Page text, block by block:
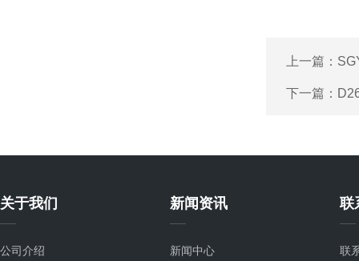
上一篇：
下一篇：
关于我们
公司介绍
新闻资讯
新闻中心
联
联